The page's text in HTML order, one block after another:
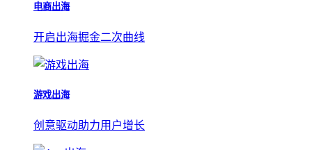
电商出海
开启出海掘金二次曲线
游戏出海
创意驱动助力用户增长